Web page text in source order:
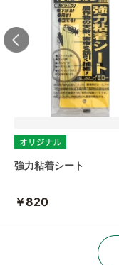
強力粘着シート
￥820